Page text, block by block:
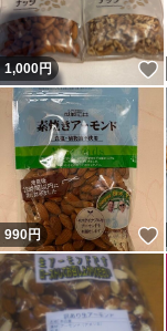
1,000円
990円